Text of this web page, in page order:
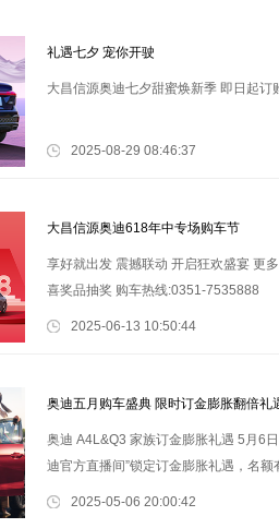
礼遇七夕 宠你开驶
大昌信源奥迪七夕甜蜜焕新季 即日起
2025-08-29 08:46:37
大昌信源奥迪618年中专场购车节
享好就出发 震撼联动 开启狂欢盛宴 更
喜奖品抽奖 购车热线:0351-7535888
2025-06-13 10:50:44
奥迪五月购车盛典 限时订金膨胀翻倍礼
奥迪 A4L&Q3 家族订金膨胀礼遇 5月6
迪官方直播间”锁定订金膨胀礼遇，名
2025-05-06 20:00:42